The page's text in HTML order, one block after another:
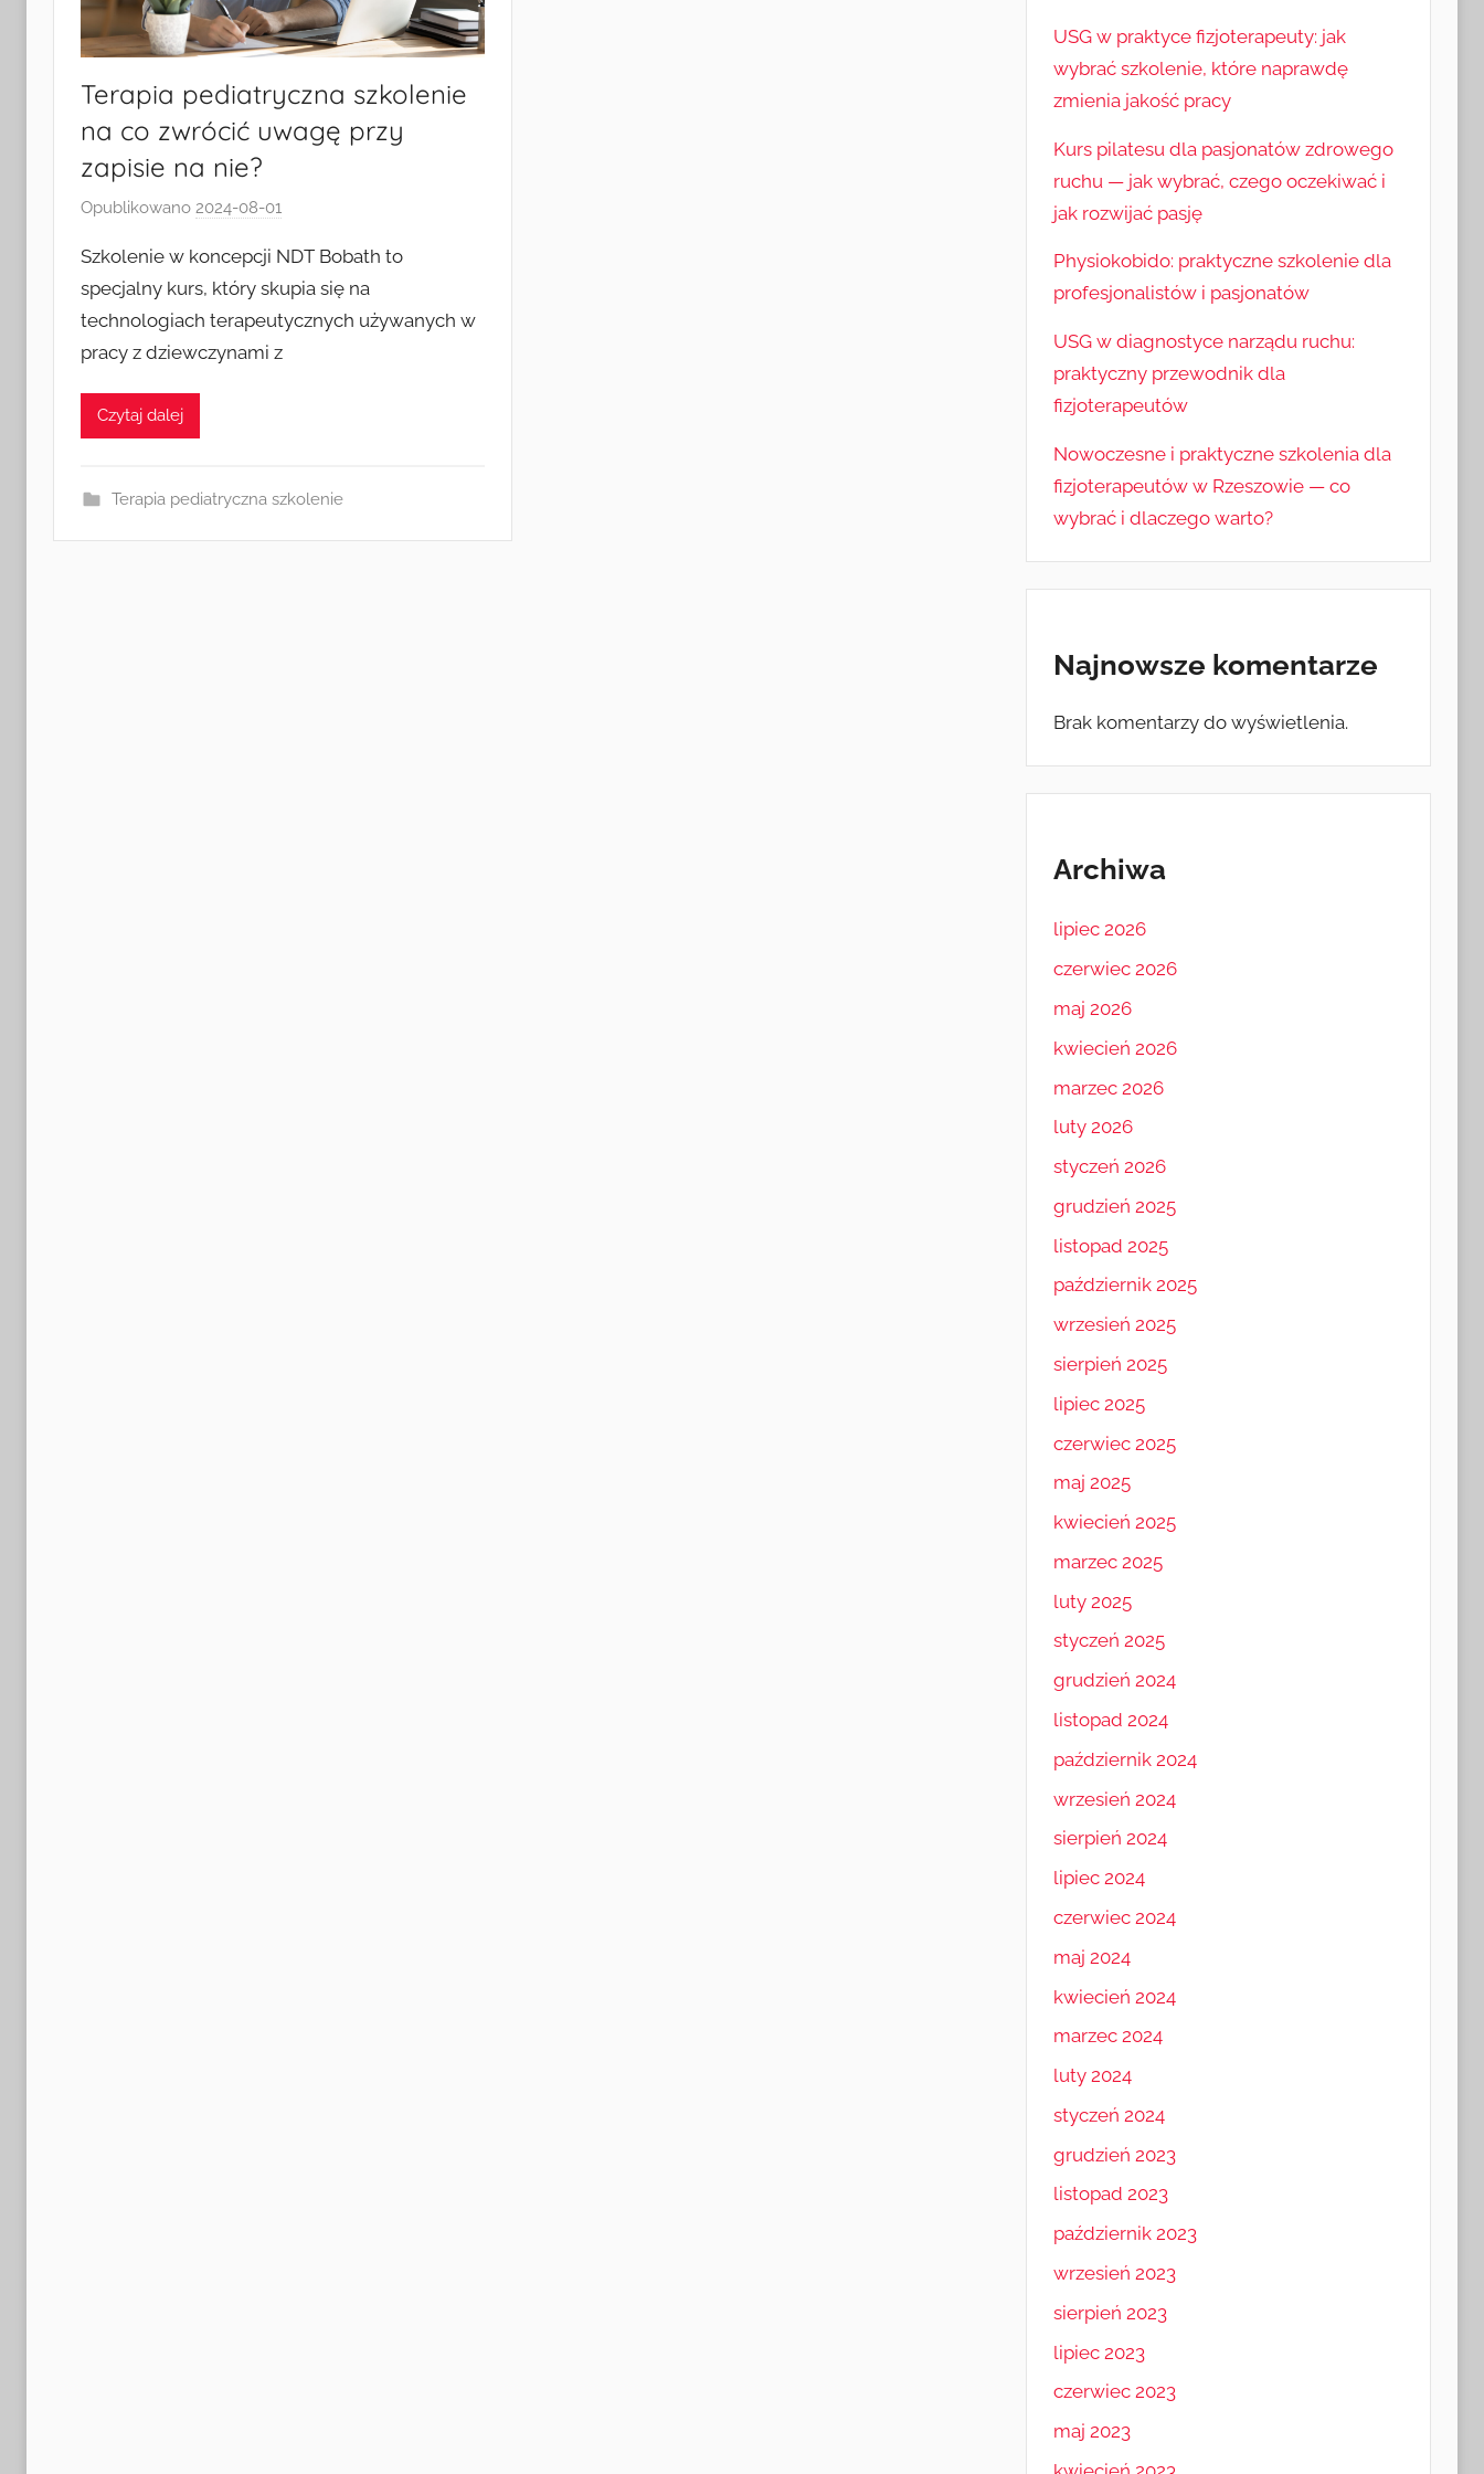
Terapia pediatryczna szkolenie
na co zwrócić uwagę przy
zapisie na nie?
Opublikowano 2024-08-01
z
e
z
k
Szkolenie w koncepcji NDT Bobath to
specjalny kurs, który skupia się na
technologiach terapeutycznych używanych w
pracy z dziewczynami z
Czytaj dalej
Terapia pediatryczna szkolenie
USG w praktyce fizjoterapeuty: jak
wybrać szkolenie, które naprawdę
zmienia jakość pracy
Kurs pilatesu dla pasjonatów zdrowego
ruchu — jak wybrać, czego oczekiwać i
jak rozwijać pasję
Physiokobido: praktyczne szkolenie dla
profesjonalistów i pasjonatów
USG w diagnostyce narządu ruchu:
praktyczny przewodnik dla
fizjoterapeutów
Nowoczesne i praktyczne szkolenia dla
fizjoterapeutów w Rzeszowie — co
wybrać i dlaczego warto?
Najnowsze komentarze
Brak komentarzy do wyświetlenia.
Archiwa
lipiec 2026
czerwiec 2026
maj 2026
kwiecień 2026
marzec 2026
luty 2026
styczeń 2026
grudzień 2025
listopad 2025
październik 2025
wrzesień 2025
sierpień 2025
lipiec 2025
czerwiec 2025
maj 2025
kwiecień 2025
marzec 2025
luty 2025
styczeń 2025
grudzień 2024
listopad 2024
październik 2024
wrzesień 2024
sierpień 2024
lipiec 2024
czerwiec 2024
maj 2024
kwiecień 2024
marzec 2024
luty 2024
styczeń 2024
grudzień 2023
listopad 2023
październik 2023
wrzesień 2023
sierpień 2023
lipiec 2023
czerwiec 2023
maj 2023